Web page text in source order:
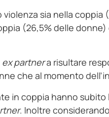
sia nella
(26,5% delle
expartnera risultare
che al momento
in coppia hanno
. Inoltre